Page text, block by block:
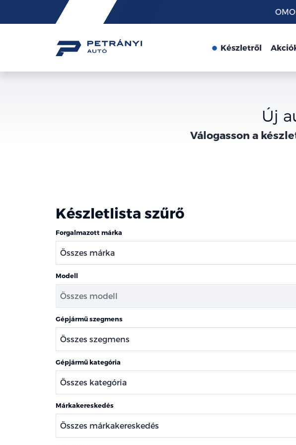
Friss
hírek
Készletről
Új
Válogasson a
Készletlista szűrő
Forgalmazott márka
Modell
Gépjármű szegmens
Gépjármű kategória
Márkakereskedés